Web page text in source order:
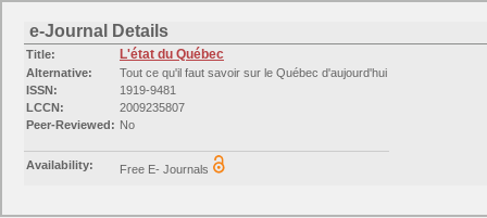
e-Journal Details
Title: L'état du Québec
Alternative:
Tout ce qu'il faut savoir sur le Québec d'aujourd'hui
ISSN:
1919-9481
LCCN:
2009235807
Peer-Reviewed: No
Availability:
Free E- Journals